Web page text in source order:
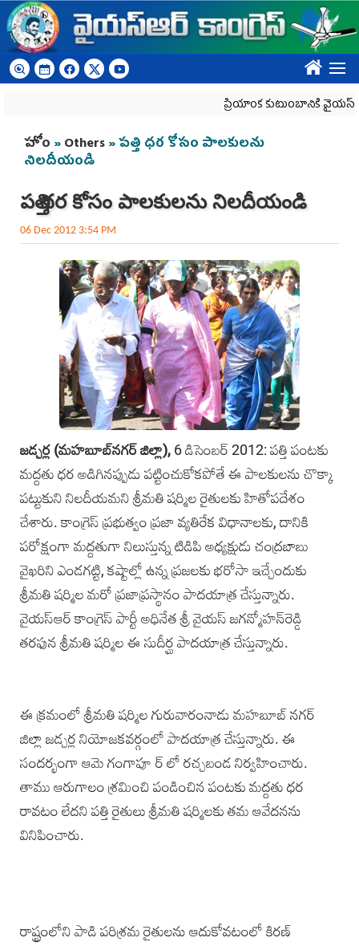
Skip to main content
????
ప్రియాంక కుటుంబానికి
You are here
హోం »Others» పత్తి ధర కోసం పాలకులను
నిలదీయండి
పత్తి ధర కోసం పాలకులను నిలదీయండి
06 Dec 2012 3:54 PM
జడ్చర్ల (మహబూబ్‌నగ‌ర్ జిల్లా), 6 డిసెంబర్‌ 2012: పత్తి పంటకు
మద్దతు ధర అడిగినప్పుడు పట్టించుకోకపోతే ఈ పాలకులను చొక్కా
పట్టుకుని నిలదీయమని శ్రీమతి షర్మిల రైతులకు హితోపదేశం
చేశారు. కాంగ్రెస్‌ ప్రభుత్వం ప్రజా వ్యతిరేక విధానాలకు, దానికి
పరోక్షంగా మద్దతుగా నిలుస్తున్న టిడిపి అధ్యక్షుడు చంద్రబాబు
వైఖరిని ఎండగట్టి, కష్టాల్లో ఉన్న ప్రజలకు భరోసా ఇచ్చేందుకు
శ్రీమతి షర్మిల మరో ప్రజాప్రస్థానం పాదయాత్ర చేస్తున్నారు.
వైయస్‌ఆర్‌ కాంగ్రెస్‌ పార్టీ అధినేత శ్రీ వైయస్‌ జగన్మోహన్‌రెడ్డి
తరఫున శ్రీమతి షర్మిల ఈ సుదీర్ఘ పాదయాత్ర చేస్తున్నారు.
ఈ క్రమంలో శ్రీమతి షర్మిల గురువారంనాడు మహబూబ్ నగర్
జిల్లా‌ జడ్చర్ల నియోజకవర్గంలో పాదయాత్ర చేస్తున్నారు. ఈ
సందర్భంగా ఆమె గంగాపూ ర్ లో రచ్చబండ నిర్వహించారు.‌
తాము ఆరుగాలం శ్రమించి పండించిన పంటకు మద్దతు ధర
రావటం లేదని పత్తి రైతులు శ్రీమతి షర్మిలకు తమ ఆవేదనను
వినిపించారు.
రాష్ట్రంలోని పాడి పరిశ్రమ రైతులను ఆదుకోవటంలో కిరణ్